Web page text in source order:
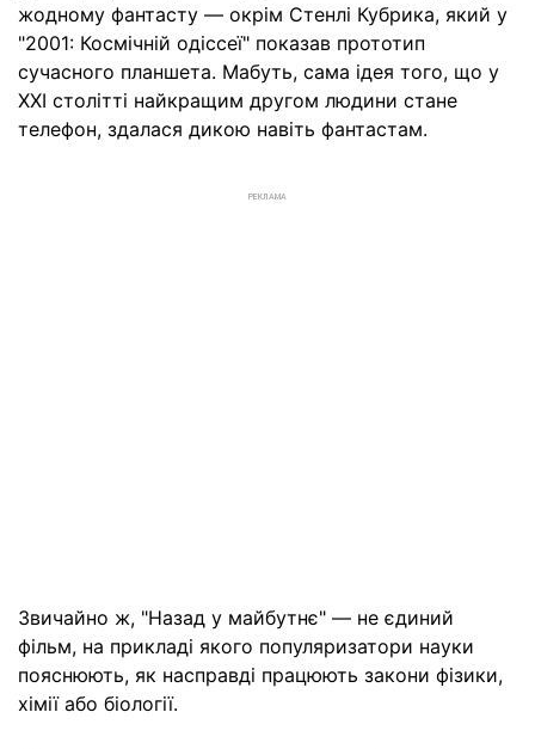
жодному фантасту — окрім Стенлі Кубрика, який у
"2001: Космічній одіссеї" показав прототип
сучасного планшета. Мабуть, сама ідея того, що у
XXI столітті найкращим другом людини стане
телефон, здалася дикою навіть фантастам.
РЕКЛАМА
Звичайно ж, "Назад у майбутнє" — не єдиний
фільм, на прикладі якого популяризатори науки
пояснюють, як насправді працюють закони фізики,
хімії або біології.